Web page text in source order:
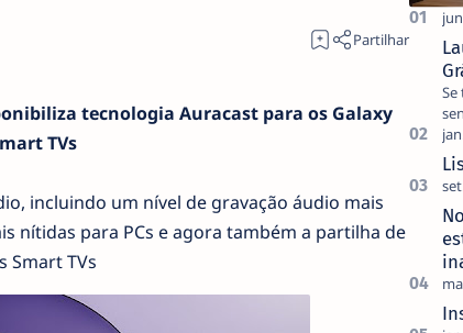
tecnologia Auracast para os Galaxy
TVs
incluindo um nível de gravação áudio mais
nítidas para PCs e agora também a partilha de
Smart TVs
Se
o